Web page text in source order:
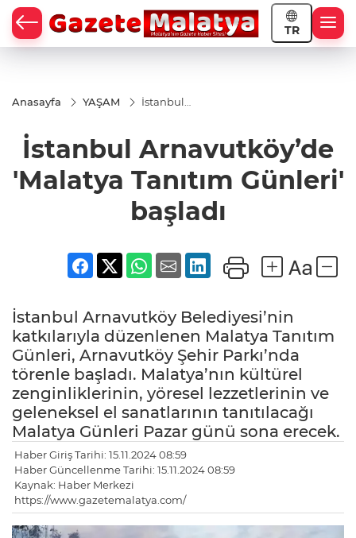
TR
Anasayfa YAŞAM
İstanbul
Tanıtım
Günleri'
İstanbul Arnavutköy’de
'Malatya Tanıtım Günleri'
başladı
İstanbul Arnavutköy Belediyesi’nin
katkılarıyla düzenlenen Malatya Tanıtım
Günleri, Arnavutköy Şehir Parkı’nda
törenle başladı. Malatya’nın kültürel
zenginliklerinin, yöresel lezzetlerinin ve
geleneksel el sanatlarının tanıtılacağı
Malatya Günleri Pazar günü sona erecek.
Haber Giriş Tarihi: 15.11.2024 08:59
Haber Güncellenme Tarihi: 15.11.2024 08:59
Kaynak: Haber Merkezi
https://www.gazetemalatya.com/